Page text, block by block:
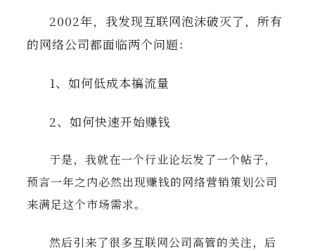
2002年，我发现互联网泡沫破灭了，所有
的网络公司都面临两个问题：
1、如何低成本搞流量
2、如何快速开始赚钱
于是，我就在一个行业论坛发了一个帖子，
预言一年之内必然出现赚钱的网络营销策划公司
来满足这个市场需求。
然后引来了很多互联网公司高管的关注，后